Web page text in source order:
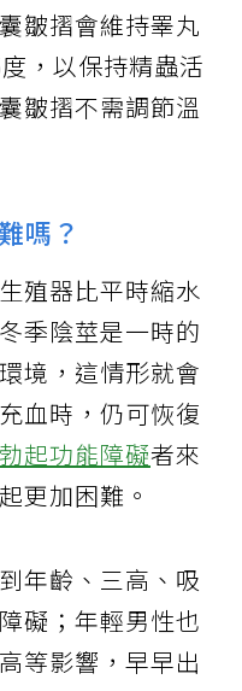
皺摺會維持睪丸
，以保持精蟲活
皺摺不需調節溫
嗎？
殖器比平時縮水
季陰莖是一時的
境，這情形就會
血時，仍可恢復
勃起功能障礙者來
更加困難。
年齡、三高、吸
礙；年輕男性也
等影響，早早出